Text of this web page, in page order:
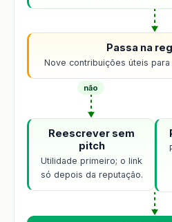
Passa na
Nove contribuições úteis para
não
Reescrever sem
pitch
Utilidade primeiro; o link
só depois da reputação.